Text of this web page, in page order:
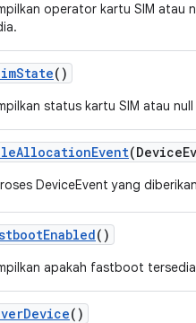
operator kartu SIM atau
State()
status kartu SIM atau
AllocationEvent(Device
DeviceEvent yang
Enabled()
apakah fastboot
Device()